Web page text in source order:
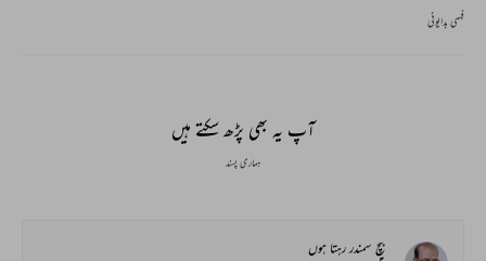
فہمی بدایونی
آپ یہ بھی پڑھ سکتے ہیں
ہماری پسند
بیچ سمندر رہتا ہوں